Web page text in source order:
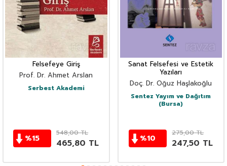
Felsefeye Giriş
Prof. Dr. Ahmet Arslan
Serbest Akademi
%15
548,00TL
465,80 TL
Sanat Felsefesi ve Estetik
Yazıları
Doç. Dr. Oğuz Haşlakoğlu
Sentez Yayım ve Dağıtım
(Bursa)
%10
275,00TL
247,50 TL